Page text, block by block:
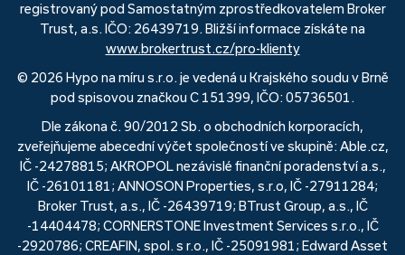
registrovaný pod Samostatným zprostředkovatelem Broker
Trust, a.s. IČO: 26439719. Bližší informace získáte na
www.brokertrust.cz/pro-klienty
© 2026 Hypo na míru s.r.o. je vedená u Krajského soudu v Brně
pod spisovou značkou C 151399, IČO: 05736501.
Dle zákona č. 90/2012 Sb. o obchodních korporacích,
zveřejňujeme abecední výčet společností ve skupině: Able.cz,
IČ -24278815; AKROPOL nezávislé finanční poradenství a.s.,
IČ -26101181; ANNOSON Properties, s.r.o, IČ -27911284;
Broker Trust, a.s., IČ -26439719; BTrust Group, a.s., IČ
-14404478; CORNERSTONE Investment Services s.r.o., IČ
-2920786; CREAFIN, spol. s r.o., IČ -25091981; Edward Asset